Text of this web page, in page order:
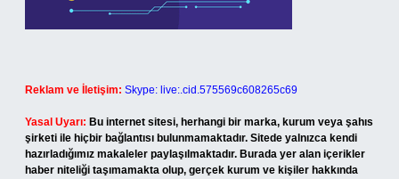
Reklam ve İletişim: Skype: live:.cid.575569c608265c69
Yasal Uyarı: Bu internet sitesi, herhangi bir marka, kurum veya şahıs
şirketi ile hiçbir bağlantısı bulunmamaktadır. Sitede yalnızca kendi
hazırladığımız makaleler paylaşılmaktadır. Burada yer alan içerikler
haber niteliği taşımamakta olup, gerçek kurum ve kişiler hakkında